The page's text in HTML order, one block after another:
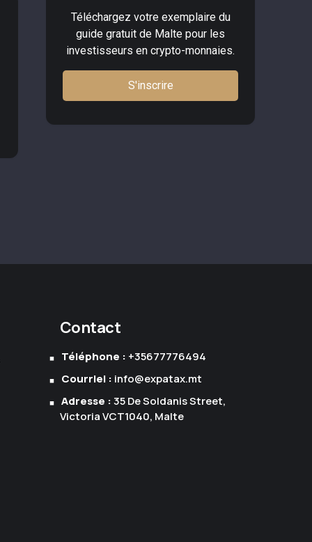
Téléchargez votre exemplaire du
guide gratuit de Malte pour les
investisseurs en crypto-monnaies.
S'inscrire
Contact
Téléphone : +35677776494
Courriel : info@expatax.mt
Adresse :35 De Soldanis Street,
Victoria VCT1040, Malte